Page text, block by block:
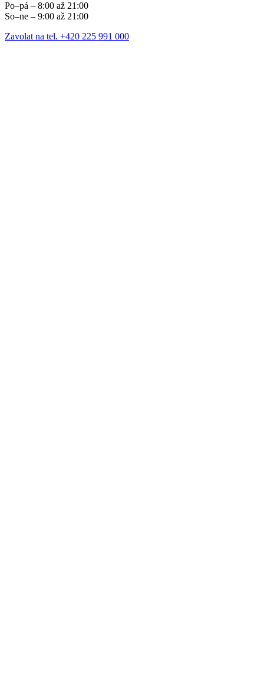
Po–pá – 8:00 až 21:00
So–ne – 9:00 až 21:00
Zavolat na tel. +420 225 991 000